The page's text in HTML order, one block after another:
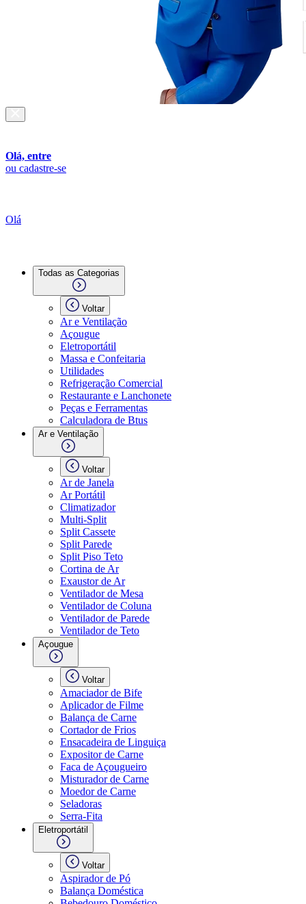
Olá, entre
ou cadastre-se
Olá
Todas as Categorias
Voltar
Ar e Ventilação
Açougue
Eletroportátil
Massa e Confeitaria
Utilidades
Refrigeração Comercial
Restaurante e Lanchonete
Peças e Ferramentas
Calculadora de Btus
Ar e Ventilação
Voltar
Ar de Janela
Ar Portátil
Climatizador
Multi-Split
Split Cassete
Split Parede
Split Piso Teto
Cortina de Ar
Exaustor de Ar
Ventilador de Mesa
Ventilador de Coluna
Ventilador de Parede
Ventilador de Teto
Açougue
Voltar
Amaciador de Bife
Aplicador de Filme
Balança de Carne
Cortador de Frios
Ensacadeira de Linguiça
Expositor de Carne
Faca de Açougueiro
Misturador de Carne
Moedor de Carne
Seladoras
Serra-Fita
Eletroportátil
Voltar
Aspirador de Pó
Balança Doméstica